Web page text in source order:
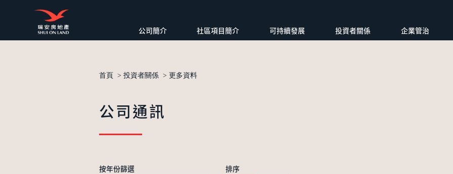
公司簡介 社區項目簡介 可持續發展 投資者關係 企業管治
首頁 > 投資者關係 > 更多資料
公司通訊
按年份篩選 排序